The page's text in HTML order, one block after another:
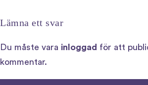
Lämna ett svar
Du måste vara inloggad för att
kommentar.